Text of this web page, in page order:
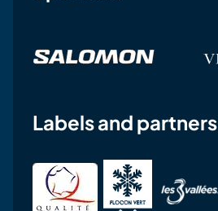
Labels and partners